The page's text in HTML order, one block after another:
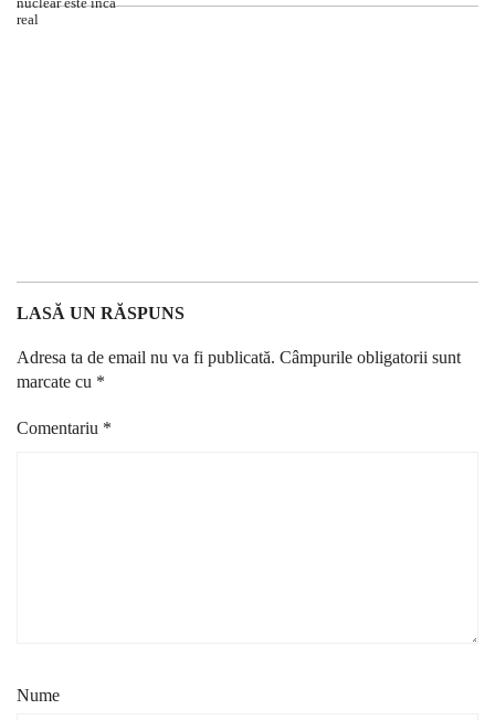
LASĂ UN RĂSPUNS
Adresa ta de email nu va fi publicată. Câmpurile obligatorii sunt
marcate cu *
Comentariu *
Nume